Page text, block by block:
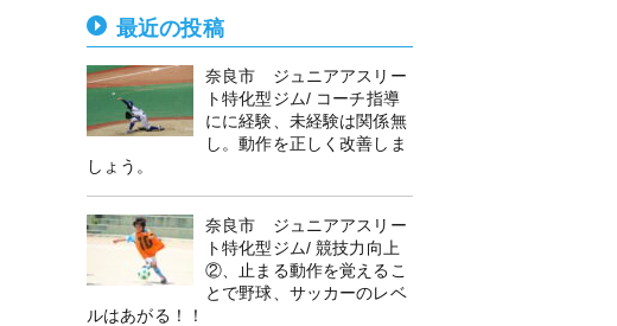
最近の投稿
奈良市 ジュニアアスリー
ト特化型ジム/ コーチ指導
にに経験、未経験は関係無
し。動作を正しく改善しま
しょう。
奈良市 ジュニアアスリー
ト特化型ジム/ 競技力向上
②、止まる動作を覚えるこ
とで野球、サッカーのレベ
ルはあがる！！